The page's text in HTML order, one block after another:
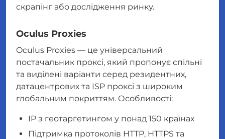
скрапінг або дослідження ринку.
Oculus Proxies
Oculus Proxies — це універсальний
постачальник проксі, який пропонує спільні
та виділені варіанти серед резидентних,
датацентрових та ISP проксі з широким
глобальним покриттям. Особливості:
IP з геотаргетингом у понад 150 країнах
Підтримка протоколів HTTP, HTTPS та